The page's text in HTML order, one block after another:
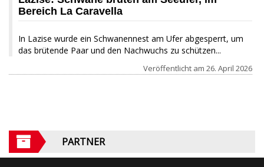
Bereich La Caravella
In Lazise wurde ein Schwanennest am Ufer abgesperrt, um
das brütende Paar und den Nachwuchs zu schützen...
Veröffentlicht am 26. April 2026
PARTNER